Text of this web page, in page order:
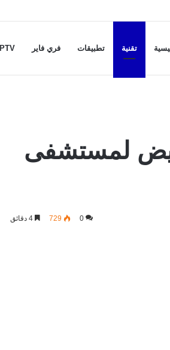
تقنية تطبيقات فري فاير IPTV
لمستشفى
0
729